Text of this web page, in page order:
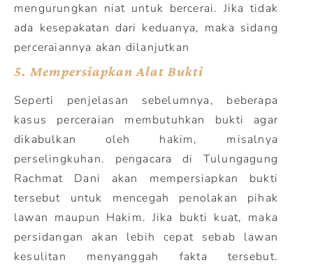
mengurungkan niat untuk bercerai. Jika tidak
ada kesepakatan dari keduanya, maka sidang
perceraiannya akan dilanjutkan
5. Mempersiapkan Alat Bukti
Seperti penjelasan sebelumnya, beberapa
kasus perceraian membutuhkan bukti agar
dikabulkan oleh hakim, misalnya
perselingkuhan. pengacara di Tulungagung
Rachmat Dani akan mempersiapkan bukti
tersebut untuk mencegah penolakan pihak
lawan maupun Hakim. Jika bukti kuat, maka
persidangan akan lebih cepat sebab lawan
kesulitan menyanggah fakta tersebut.